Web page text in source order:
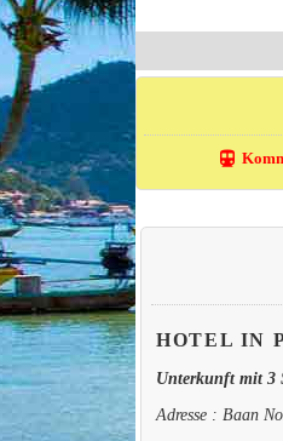
directions_transit
HOTEL IN
Unterkunft mit 3
Adresse : Baan